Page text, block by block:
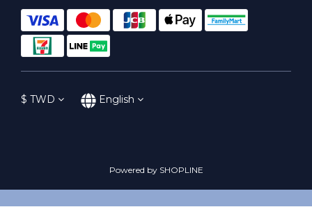
$ TWD English
Powered by SHOPLINE